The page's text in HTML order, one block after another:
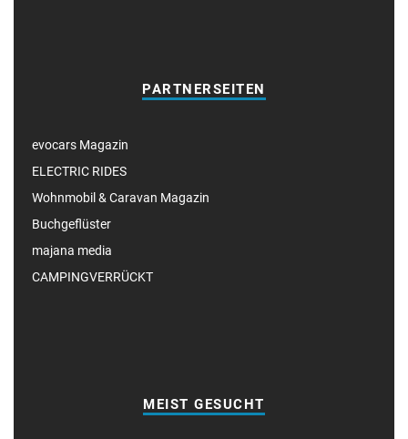
PARTNERSEITEN
evocars Magazin
ELECTRIC RIDES
Wohnmobil & Caravan Magazin
Buchgeflüster
majana media
CAMPINGVERRÜCKT
MEIST GESUCHT